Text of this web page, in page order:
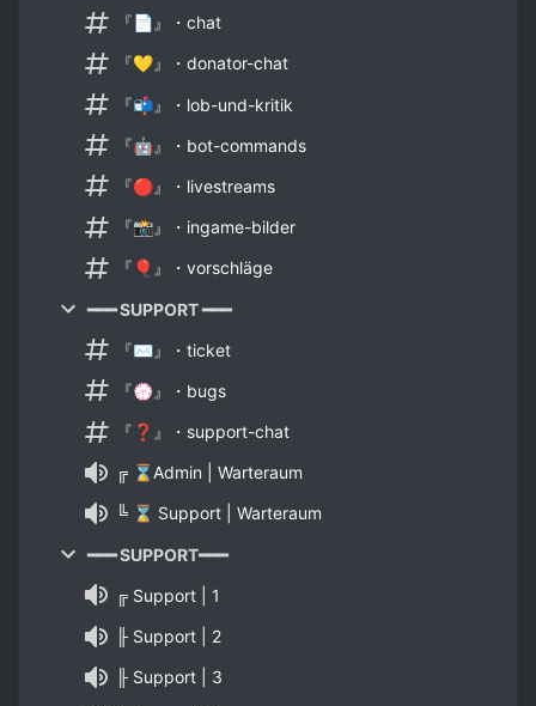
『📄』・chat
『💛』・donator-chat
『📬』・lob-und-kritik
『🤖』・bot-commands
『🔴』・livestreams
『📸』・ingame-bilder
『🎈』・vorschläge
━━━ SUPPORT ━━━
『✉』・ticket
『💮』・bugs
『❓』・support-chat
╔ ⌛Admin | Warteraum
╚ ⌛ Support | Warteraum
━━━ SUPPORT━━━
╔ Support | 1
╟ Support | 2
╟ Support | 3